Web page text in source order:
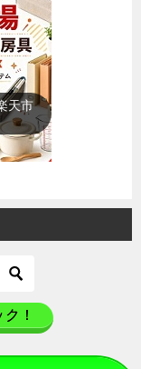
天市
！